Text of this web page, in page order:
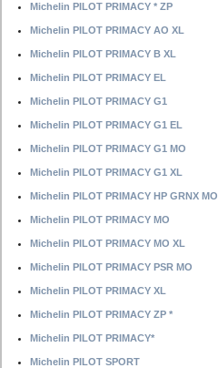
Michelin PILOT PRIMACY * ZP
Michelin PILOT PRIMACY AO XL
Michelin PILOT PRIMACY B XL
Michelin PILOT PRIMACY EL
Michelin PILOT PRIMACY G1
Michelin PILOT PRIMACY G1 EL
Michelin PILOT PRIMACY G1 MO
Michelin PILOT PRIMACY G1 XL
Michelin PILOT PRIMACY HP GRNX MO
Michelin PILOT PRIMACY MO
Michelin PILOT PRIMACY MO XL
Michelin PILOT PRIMACY PSR MO
Michelin PILOT PRIMACY XL
Michelin PILOT PRIMACY ZP *
Michelin PILOT PRIMACY*
Michelin PILOT SPORT